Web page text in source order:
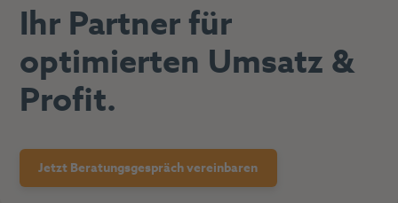
Ihr Partner für
optimierten Umsatz &
Profit.
Jetzt Beratungsgespräch vereinbaren